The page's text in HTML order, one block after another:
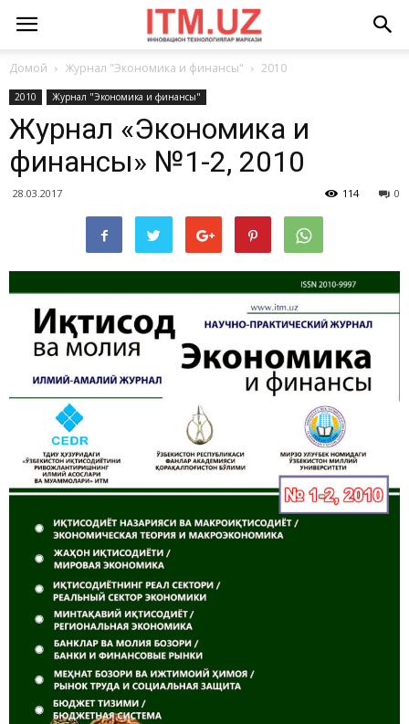
Домой Журнал "Экономика и финансы" 2010
2010 Журнал "Экономика и финансы"
Журнал «Экономика и
финансы» №1-2, 2010
28.03.2017 0
114